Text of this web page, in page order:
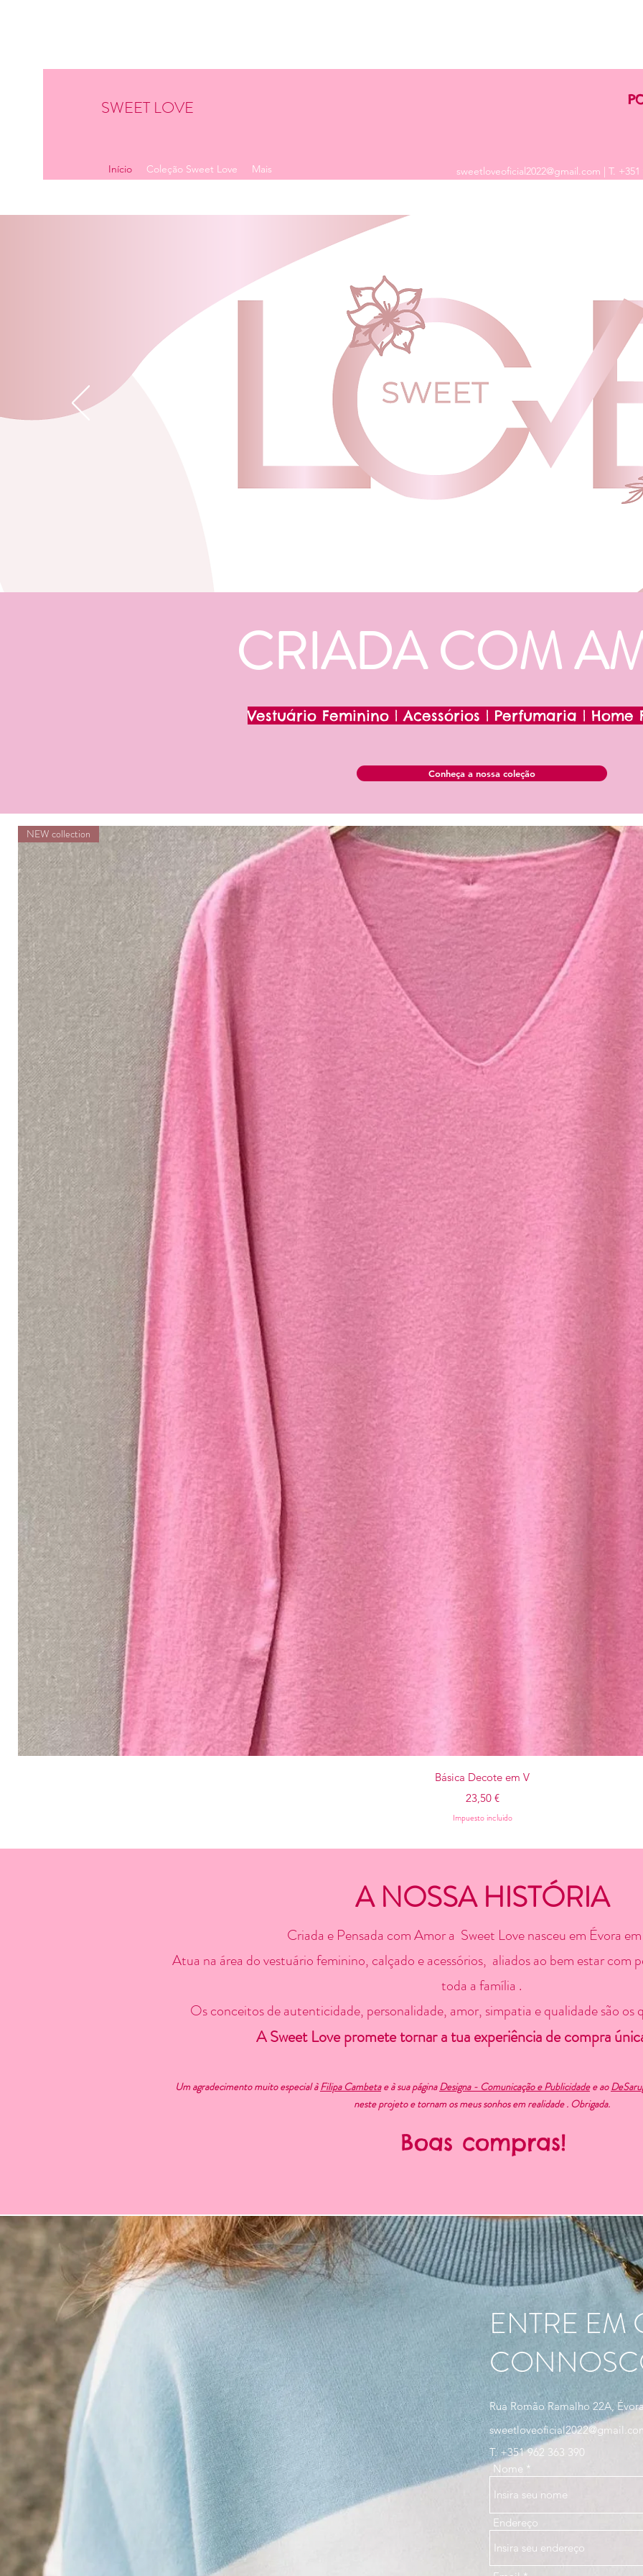
SWEET LOVE
Início Coleção Sweet Love Mais sweetloveoficial2022@gmail.com | T.
CRIADA COM
Vestuário Feminino | Acessórios | Perfumaria | Home
Conheça a nossa coleção
Vista rápida
NEW collection
Básica Decote em V
Precio
23,50 €
Impuesto incluido
A NOSSA HISTÓRIA
Criada e Pensada com Amor a Sweet Love nasceu em Évora
Atua na área do vestuário feminino, calçado e acessórios, aliados ao bem estar com
toda a família .
Os conceitos de autenticidade, personalidade, amor, simpatia e qualidade são os
A Sweet Love promete tornar a tua experiência de compra
Um agradecimento muito especial àFilipa Cambetae à sua páginaDesigna - Comunicação e Publicidadee ao
neste projeto e tornam os meus sonhos em realidade . Obrigada.
Boas compras!
ENTRE EM
Rua Romão Ramalho 22A,
T. +351 962 363 390
Nome
Endereço